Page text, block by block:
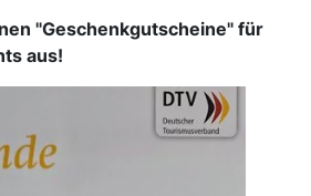
"Geschenkgutscheine" für
aus!